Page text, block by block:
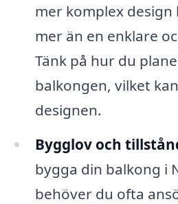
mer komplex
mer än en enklare
Tänk på hur du
balkongen, vilket
designen.
Bygglov och
bygga din balkong i
behöver du ofta